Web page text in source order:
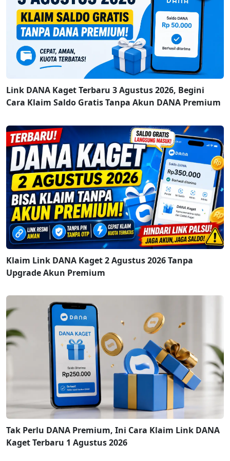
Link DANA Kaget Terbaru 3 Agustus 2026, Begini
Cara Klaim Saldo Gratis Tanpa Akun DANA Premium
Klaim Link DANA Kaget 2 Agustus 2026 Tanpa
Upgrade Akun Premium
Tak Perlu DANA Premium, Ini Cara Klaim Link DANA
Kaget Terbaru 1 Agustus 2026